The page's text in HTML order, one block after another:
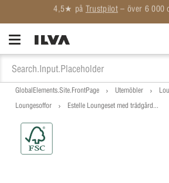
Medlemspriser på
GlobalElements.Site.FrontPage Utemöbler
Loungesoffor
Estelle Loungeset med trädgård...